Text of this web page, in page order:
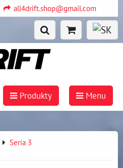
all4drift.shop@gmail.com
Produkty Menu
Seria 3